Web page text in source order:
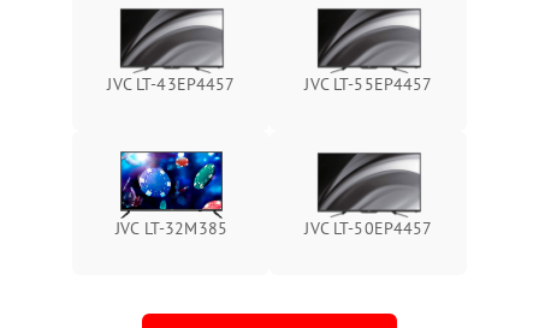
JVC LT-43EP4457 JVC LT-55EP4457
JVC LT-32M385 JVC LT-50EP4457